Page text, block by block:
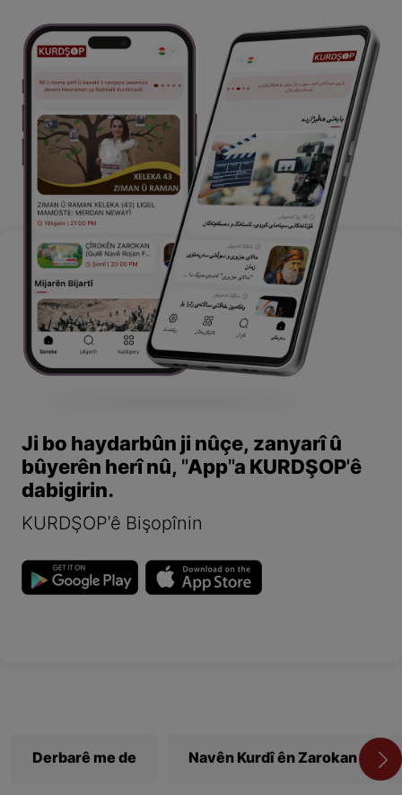
Ji bo haydarbûn ji nûçe, zanyarî û
bûyerên herî nû, "App"a KURDŞOP'ê
dabigirin.
KURDŞOP'ê Bişopînin
Derbarê me de Navên Kurdî ên Zarokan